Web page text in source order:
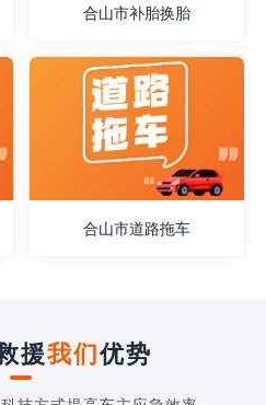
合山市补胎换胎
合山市道路拖车
援我们优势